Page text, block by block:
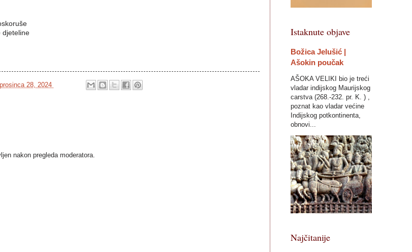
djeteline
28, 2024
nakon pregleda moderatora.
Istaknute objave
Božica Jelušić |
Ašokin poučak
AŠOKA VELIKI bio je treći
vladar indijskog Maurijskog
carstva (268.-232. pr. K. ) ,
poznat kao vladar većine
Indijskog potkontinenta,
obnovi...
Najčitanije